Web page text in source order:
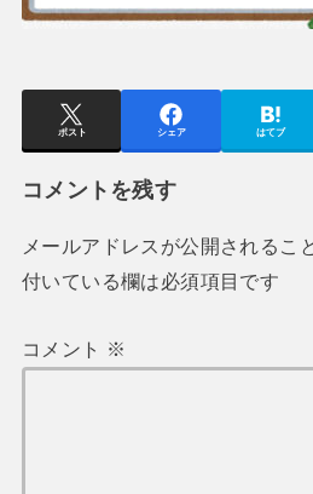
ポスト シェア はてブ
コメントを残す
メールアドレスが公開されるこ
付いている欄は必須項目です
コメント ※